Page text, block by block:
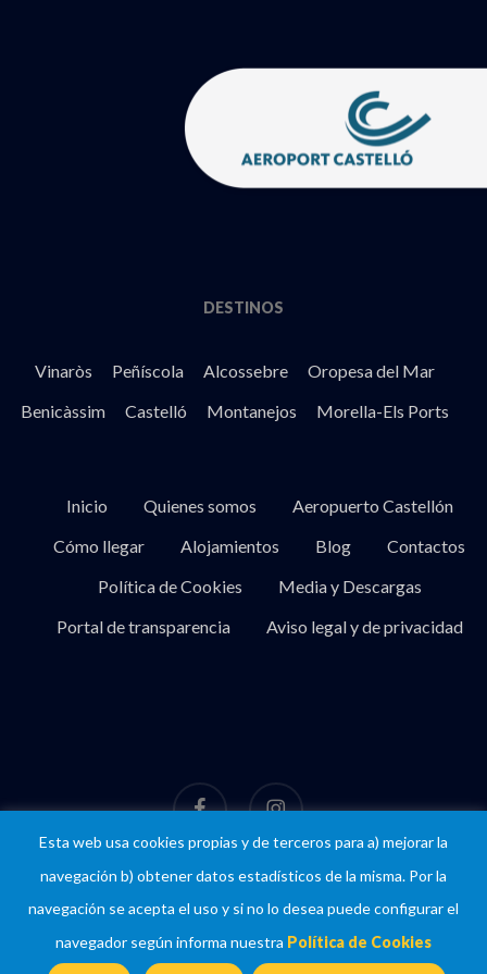
DESTINOS
Vinaròs Peñíscola Alcossebre
Oropesa del Mar
Benicàssim
Castelló Montanejos Morella-Els Ports
Inicio Quienes somos
Aeropuerto Castellón
Cómo llegar
Alojamientos Blog
Contactos
Política de Cookies
Media y Descargas
Portal de transparencia
Aviso legal y de privacidad
facebook instagram
© 2026 Introducing Castellón - La única plataforma especializada en la
Esta web usa cookies propias y de terceros para a) mejorar la
navegación b) obtener datos estadísticos de la misma. Por la
navegación se acepta el uso y si no lo desea puede configurar el
navegador según informa nuestra Política de Cookies